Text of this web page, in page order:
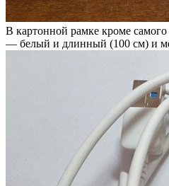
В картонной рамке кроме самого
— белый и длинный (100 см) и